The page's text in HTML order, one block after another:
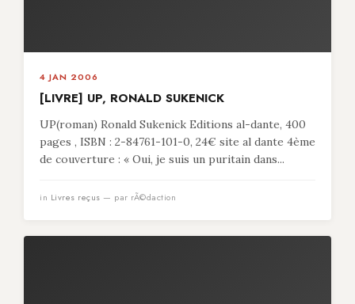
4 JAN 2006
[LIVRE] UP, RONALD SUKENICK
UP(roman) Ronald Sukenick Editions al-dante, 400
pages , ISBN : 2-84761-101-0, 24€ site al dante 4ème
de couverture : « Oui, je suis un puritain dans...
in Livres reçus — par rÃ©daction